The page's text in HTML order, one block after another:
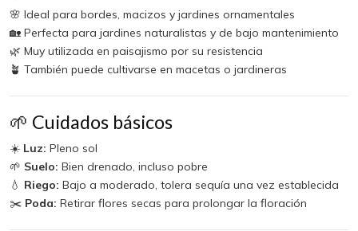
🌸 Ideal para bordes, macizos y jardines ornamentales
🏡 Perfecta para jardines naturalistas y de bajo mantenimiento
🌿 Muy utilizada en paisajismo por su resistencia
🪴 También puede cultivarse en macetas o jardineras
🌱 Cuidados básicos
☀️ Luz: Pleno sol
🌱 Suelo: Bien drenado, incluso pobre
💧 Riego: Bajo a moderado, tolera sequía una vez establecida
✂️ Poda: Retirar flores secas para prolongar la floración